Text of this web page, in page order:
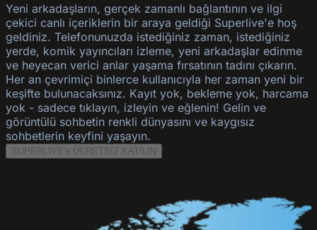
Yeni arkadaşların, gerçek zamanlı bağlantının ve ilgi
çekici canlı içeriklerin bir araya geldiği Superlive'e hoş
geldiniz. Telefonunuzda istediğiniz zaman, istediğiniz
yerde, komik yayıncıları izleme, yeni arkadaşlar edinme
ve heyecan verici anlar yaşama fırsatının tadını çıkarın.
Her an çevrimiçi binlerce kullanıcıyla her zaman yeni bir
keşifte bulunacaksınız. Kayıt yok, bekleme yok, harcama
yok - sadece tıklayın, izleyin ve eğlenin! Gelin ve
görüntülü sohbetin renkli dünyasını ve kaygısız
sohbetlerin keyfini yaşayın.
SUPERLIVE'e ÜCRETSİZ KATILIN